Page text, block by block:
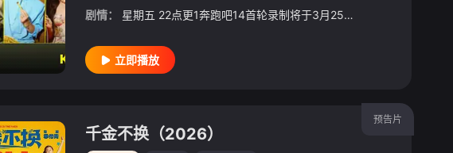
剧情：
星期五 22点更1奔跑吧14首轮录制将于3月25-29日开启
立即播放
预告片
千金不换（2026）